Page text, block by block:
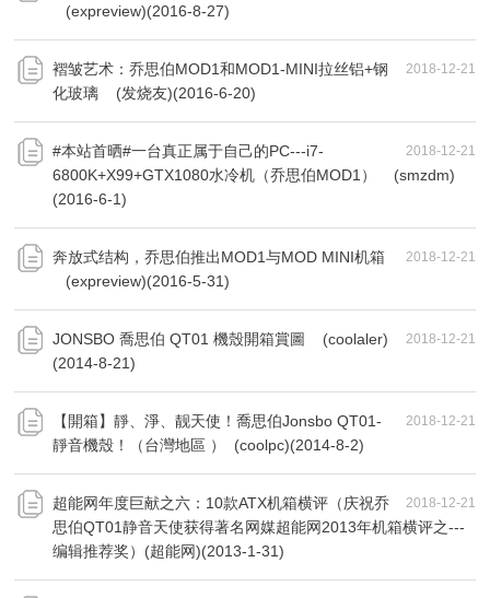
(expreview)(2016-8-27)
2018-12-21
褶皱艺术：乔思伯MOD1和MOD1-MINI拉丝铝+钢
化玻璃 (发烧友)(2016-6-20)
2018-12-21
#本站首晒#一台真正属于自己的PC---i7-
6800K+X99+GTX1080水冷机（乔思伯MOD1） (smzdm)
(2016-6-1)
2018-12-21
奔放式结构，乔思伯推出MOD1与MOD MINI机箱
(expreview)(2016-5-31)
2018-12-21
JONSBO 喬思伯 QT01 機殼開箱賞圖 (coolaler)
(2014-8-21)
2018-12-21
【開箱】靜、淨、靓天使！喬思伯Jonsbo QT01-
靜音機殼！（台灣地區 ） (coolpc)(2014-8-2)
2018-12-21
超能网年度巨献之六：10款ATX机箱横评（庆祝乔
思伯QT01静音天使获得著名网媒超能网2013年机箱横评之---
编辑推荐奖）(超能网)(2013-1-31)